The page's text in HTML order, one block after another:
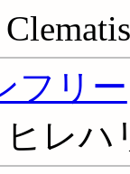
フリー
レハ